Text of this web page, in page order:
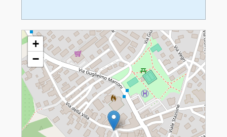
Ancelle della Visitazione
+
−